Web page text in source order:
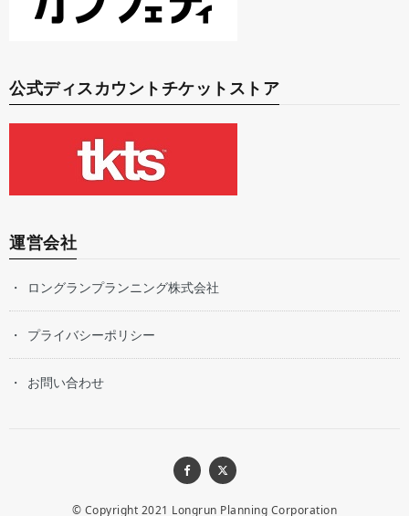
公式ディスカウントチケットストア
運営会社
ロングランプランニング株式会社
プライバシーポリシー
お問い合わせ
© Copyright 2021 Longrun Planning Corporation